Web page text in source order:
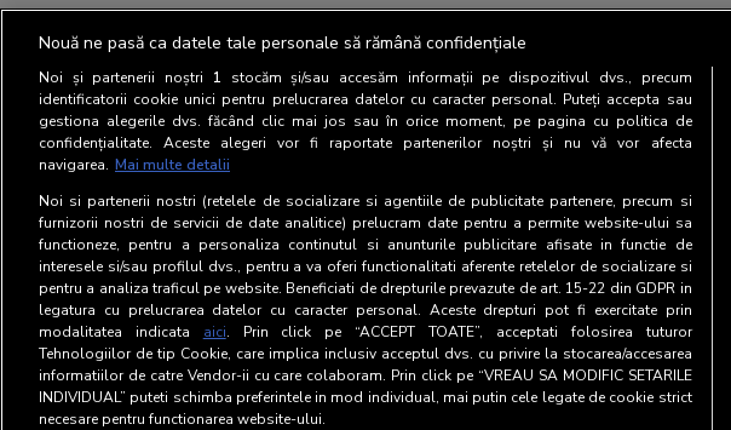
Nouă ne pasă ca datele tale personale să rămână confidențiale
Noi și partenerii noștri 1 stocăm și/sau accesăm informații pe dispozitivul dvs., precum
identificatorii cookie unici pentru prelucrarea datelor cu caracter personal. Puteți accepta sau
gestiona alegerile dvs. făcând clic mai jos sau în orice moment, pe pagina cu politica de
confidențialitate. Aceste alegeri vor fi raportate partenerilor noștri și nu vă vor afecta
navigarea. Mai multe detalii
Noi si partenerii nostri (retelele de socializare si agentiile de publicitate partenere, precum si
furnizorii nostri de servicii de date analitice) prelucram date pentru a permite website-ului sa
functioneze, pentru a personaliza continutul si anunturile publicitare afisate in functie de
interesele si/sau profilul dvs., pentru a va oferi functionalitati aferente retelelor de socializare si
pentru a analiza traficul pe website. Beneficiati de drepturile prevazute de art. 15-22 din GDPR in
legatura cu prelucrarea datelor cu caracter personal. Aceste drepturi pot fi exercitate prin
modalitatea indicata aici. Prin click pe “ACCEPT TOATE”, acceptati folosirea tuturor
Tehnologiilor de tip Cookie, care implica inclusiv acceptul dvs. cu privire la stocarea/accesarea
informatiilor de catre Vendor-ii cu care colaboram. Prin click pe “VREAU SA MODIFIC SETARILE
INDIVIDUAL” puteti schimba preferintele in mod individual, mai putin cele legate de cookie strict
necesare pentru functionarea website-ului.